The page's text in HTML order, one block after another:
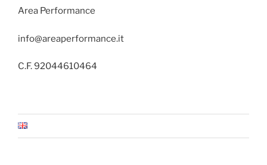
Area Performance
info@areaperformance.it
C.F. 92044610464